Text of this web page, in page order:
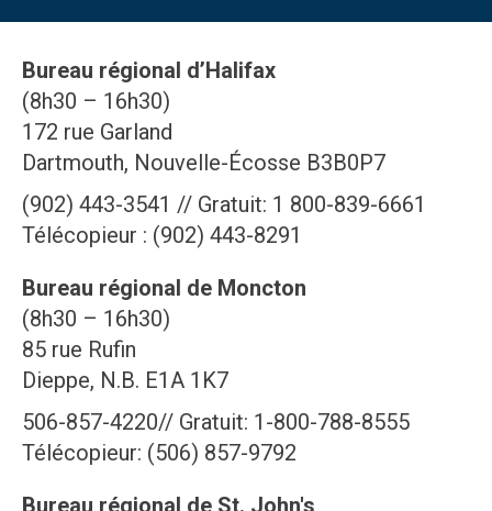
Bureau régional d’Halifax
(8h30 – 16h30)
172 rue Garland
Dartmouth, Nouvelle-Écosse B3B0P7
(902) 443-3541 // Gratuit: 1 800-839-6661
Télécopieur : (902) 443-8291
Bureau régional de Moncton
(8h30 – 16h30)
85 rue Rufin
Dieppe, N.B. E1A 1K7
506-857-4220// Gratuit: 1-800-788-8555
Télécopieur: (506) 857-9792
Bureau régional de St. John's